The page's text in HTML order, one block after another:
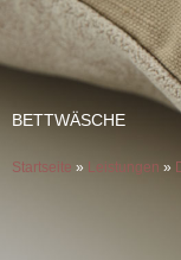
BETTWÄSCHE
Startseite » Leistungen »